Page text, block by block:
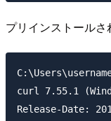
プリインストールさ
curl 7.55.1